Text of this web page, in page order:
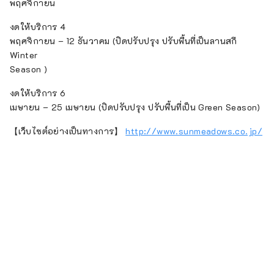
พฤศจิกายน
งดให้บริการ 4
พฤศจิกายน – 12 ธันวาคม (ปิดปรับปรุง ปรับพื้นที่เป็นลานสกี
Winter
Season )
งดให้บริการ 6
เมษายน – 25 เมษายน (ปิดปรับปรุง ปรับพื้นที่เป็น Green Season)
【เว็บไซต์อย่างเป็นทางการ】http://www.sunmeadows.co.jp/